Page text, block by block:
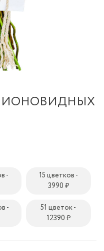
-
15 цветков -
3990 ₽
-
51 цветок -
12390 ₽